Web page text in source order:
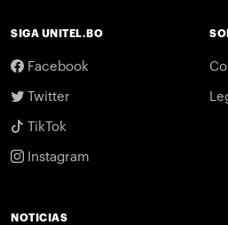
SIGA UNITEL.BO
Facebook
Twitter
TikTok
Instagram
NOTICIAS